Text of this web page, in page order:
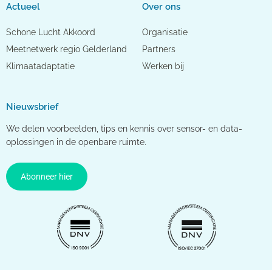
Actueel
Schone Lucht Akkoord
Meetnetwerk regio Gelderland
Klimaatadaptatie
Over ons
Organisatie
Partners
Werken bij
Nieuwsbrief
We delen voorbeelden, tips en kennis over sensor- en data-
oplossingen in de openbare ruimte.
Abonneer hier